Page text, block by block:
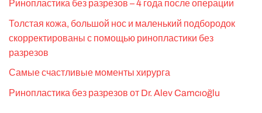
Ринопластика без разрезов – 4 года после операции
Толстая кожа, большой нос и маленький подбородок
скорректированы с помощью ринопластики без
разрезов
Самые счастливые моменты хирурга
Ринопластика без разрезов от Dr. Alev Camcıoğlu